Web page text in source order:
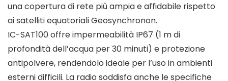
una copertura di rete più ampia e affidabile rispetto
ai satelliti equatoriali Geosynchronon.
IC-SAT100 offre impermeabilità IP67 (1 m di
profondità dell’acqua per 30 minuti) e protezione
antipolvere, rendendolo ideale per l’uso in ambienti
esterni difficili. La radio soddisfa anche le specifiche